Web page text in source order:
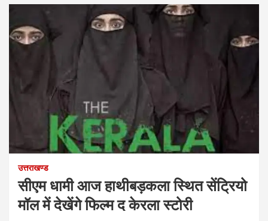
उत्तराखण्ड
सीएम धामी आज हाथीबड़कला स्थित सेंट्रियो
मॉल में देखेंगे फिल्म द केरला स्टोरी